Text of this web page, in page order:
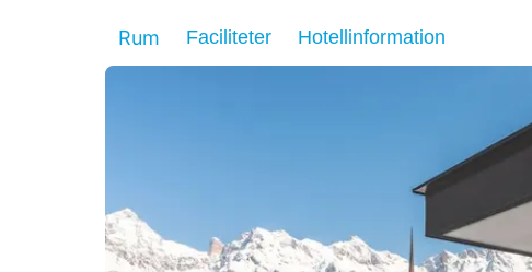
Rum Faciliteter Hotellinformation